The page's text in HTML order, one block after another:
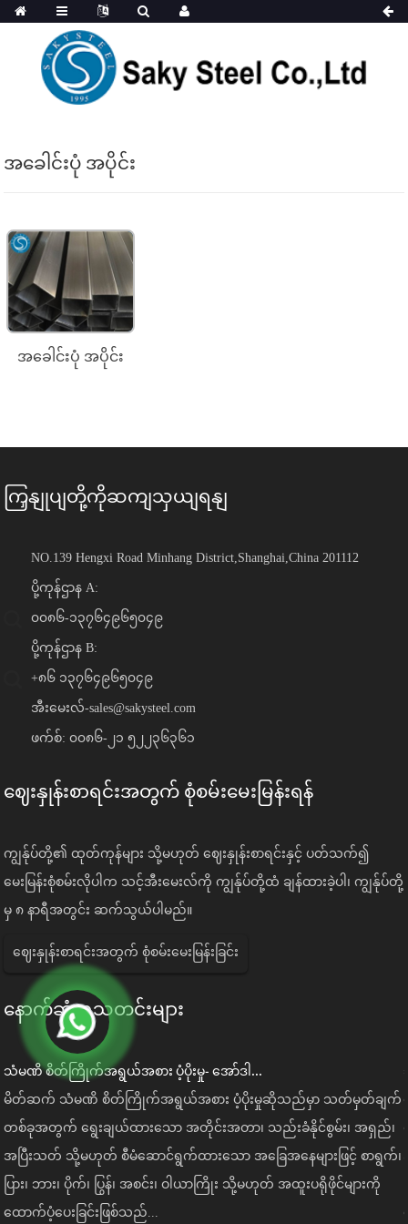
အခေါင်းပုံ အပိုင်း
အခေါင်းပုံ အပိုင်း
ကြှနျုပျတို့ကိုဆကျသှယျရနျ
NO.139 Hengxi Road Minhang District,Shanghai,China 201112
ပို့ကုန်ဌာန A:
၀၀၈၆-၁၃၇၆၄၉၆၅၀၄၉
ပို့ကုန်ဌာန B:
+၈၆ ၁၃၇၆၄၉၆၅၀၄၉
အီးမေးလ်-sales@sakysteel.com
ဖက်စ်: ၀၀၈၆-၂၁ ၅၂၂၃၆၃၆၁
ဈေးနှုန်းစာရင်းအတွက် စုံစမ်းမေးမြန်းရန်
ကျွန်ုပ်တို့၏ ထုတ်ကုန်များ သို့မဟုတ် ဈေးနှုန်းစာရင်းနှင့် ပတ်သက်၍
မေးမြန်းစုံစမ်းလိုပါက သင့်အီးမေးလ်ကို ကျွန်ုပ်တို့ထံ ချန်ထားခဲ့ပါ၊ ကျွန်ုပ်တို့
မှ ၈ နာရီအတွင်း ဆက်သွယ်ပါမည်။
ဈေးနှုန်းစာရင်းအတွက် စုံစမ်းမေးမြန်းခြင်း
နောက်ဆုံးရသတင်းများ
သံမဏိ စိတ်ကြိုက်အရွယ်အစား ပံ့ပိုးမှု- အော်ဒါ...
မိတ်ဆက် သံမဏိ စိတ်ကြိုက်အရွယ်အစား ပံ့ပိုးမှုဆိုသည်မှာ သတ်မှတ်ချက်
တစ်ခုအတွက် ရွေးချယ်ထားသော အတိုင်းအတာ၊ သည်းခံနိုင်စွမ်း၊ အရှည်၊
အပြီးသတ် သို့မဟုတ် စီမံဆောင်ရွက်ထားသော အခြေအနေများဖြင့် စာရွက်၊
ပြား၊ ဘား၊ ပိုက်၊ ပြွန်၊ အစင်း၊ ဝါယာကြိုး သို့မဟုတ် အထူးပရိုဖိုင်များကို
ထောက်ပံ့ပေးခြင်းဖြစ်သည်...